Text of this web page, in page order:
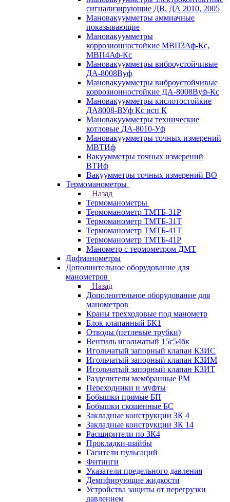
сигнализирующие ДВ, ДА 2010, 2005
Мановакуумметры аммиачные
показывающие
Мановакуумметры
коррозионностойкие МВП3Аф-Кс,
МВП4Аф-Кс
Мановакуумметры виброустойчивые
ДА-8008Вуф
Мановакуумметры виброустойчивые
коррозионностойкие ДА-8008Вуф-Кс
Мановакуумметры кислотостойкие
ДА8008-ВУф Кс исп К
Мановакуумметры технические
котловые ДА-8010-Уф
Мановакуумметры точных измерений
МВТИф
Вакуумметры точных измерений
ВТИф
Вакуумметры точных измерений ВО
Термоманометры
Назад
Термоманометры
Термоманометр ТМТБ-31Р
Термоманометр ТМТБ-31Т
Термоманометр ТМТБ-41Т
Термоманометр ТМТБ-41Р
Манометр с термометром ДМТ
Дифманометры
Дополнительное оборудование для
манометров
Назад
Дополнительное оборудование для
манометров
Краны трехходовые под манометр
Блок клапанный БК1
Отводы (петлевые трубки)
Вентиль игольчатый 15с54бк
Игольчатый запорный клапан КЗИС
Игольчатый запорный клапан КЗИМ
Игольчатый запорный клапан КЗИТ
Разделители мембранные РМ
Переходники и муфты
Бобышки прямые БП
Бобышки скошенные БС
Закладные конструкции ЗК 4
Закладные конструкции ЗК 14
Расширители по ЗК4
Прокладки-шайбы
Гасители пульсаций
Фитинги
Указатели предельного давления
Демпфирующие жидкости
Устройства защиты от перегрузки
давлением